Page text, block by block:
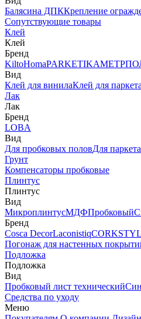
Балясина ДПККрепление
Сопутствующие товары
Клей
Клей
Бренд
KiltoHomaPARKETIKA
Вид
Клей для винилаКлей для паркета
Лак
Лак
Бренд
LOBA
Вид
Для пробковых половДля паркета
Грунт
Компенсаторы пробковые
Плинтус
Плинтус
Вид
МикроплинтусМДФПробковый
Бренд
Cosca DecorLaconistiq
Погонаж для настенных
Подложка
Подложка
Вид
Пробковый лист технический
Средства по уходу
Меню